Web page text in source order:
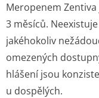
Meropenem
3 měsíců.
jakéhokoliv
omezených
hlášení jsou
u dospělých.